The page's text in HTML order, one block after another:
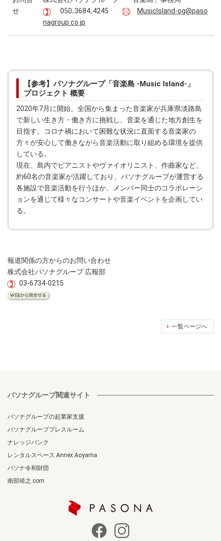
せ
050₋3684₋4245
MusicIsland-og@paso
nagroup.co.jp
【参考】パソナグループ「音楽島 -Music Island-」
プロジェクト 概要
2020年7月に開始。全国から集まった音楽家が兵庫県淡路島
で新しい生き方・働き方に挑戦し、音楽を通じた地方創生を
目指す。コロナ禍において困難な状況に直面する音楽家の
方々が安心して働きながら音楽活動に取り組める環境を提供
している。
現在、島内でピアニストやヴァイオリニスト、作曲家など、
約60名の音楽家が活躍しており、パソナグループが運営する
各施設で音楽活動を行うほか、メンバー同士のコラボレーシ
ョンを通じて様々なコンサートや音楽イベントを企画してい
る。
報道関係の方からのお問い合わせ
株式会社パソナグループ 広報部
03-6734-0215
一覧ページへ
パソナグループ関連サイト
パソナグループの起業家支援
パソナグループプレスルーム
ナレッジバンク
レンタルスペース Annex Aoyama
パソナ令和財団
南部靖之.com